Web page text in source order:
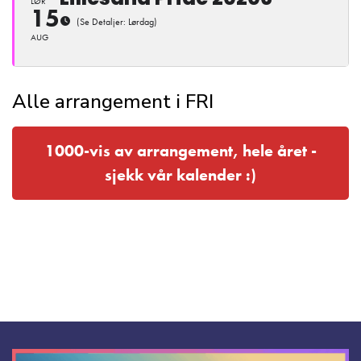
15
AUG
(Se Detaljer: Lørdag)
Alle arrangement i FRI
1000-vis av arrangement, hele året -
sjekk vår kalender :)